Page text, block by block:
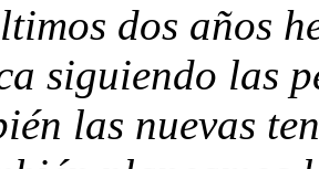
dos años
siguiendo las
las nuevas